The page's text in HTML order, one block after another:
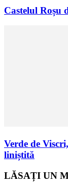
Castelul Roșu
Verde de
liniștită
LĂSAȚI UN